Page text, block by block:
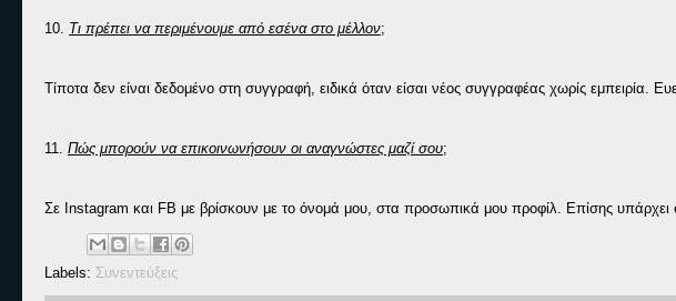
10. Τι πρέπει να περιμένουμε από εσένα στο μέλλον;
Τίποτα δεν είναι δεδομένο στη συγγραφή, ειδικά όταν είσαι νέος συγγραφέας χωρίς εμπειρία.
11. Πώς μπορούν να επικοινωνήσουν οι αναγνώστες μαζί σου;
Σε Instagram και FB με βρίσκουν με το όνομά μου, στα προσωπικά μου προφίλ. Επίσης υπάρχει
Labels: Συνεντεύξεις